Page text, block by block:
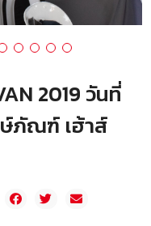
2019 วันที่
ภัณฑ์ เฮ้าส์